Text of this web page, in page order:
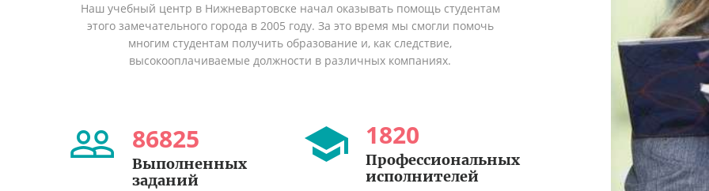
Наш учебный центр в Нижневартовске начал оказывать помощь студентам
этого замечательного города в 2005 году. За это время мы смогли помочь
многим студентам получить образование и, как следствие,
высокооплачиваемые должности в различных компаниях.
86825
Выполненных
заданий
1820
Профессиональных
исполнителей